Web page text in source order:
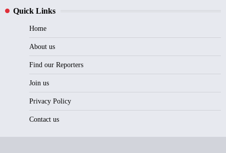
Quick Links
Home
About us
Find our Reporters
Join us
Privacy Policy
Contact us